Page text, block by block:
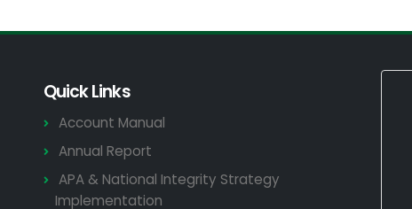
Quick Links
Account Manual
Annual Report
APA & National Integrity Strategy
Implementation